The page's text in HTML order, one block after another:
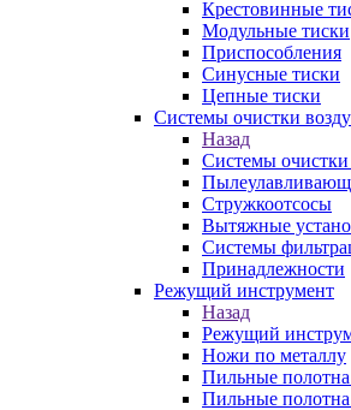
Крестовинные
Модульные тиски
Приспособления
Синусные тиски
Цепные тиски
Системы очистки
Назад
Системы очистки
Стружкоотсосы
Вытяжные
Системы
Принадлежности
Режущий инструмент
Назад
Режущий
Ножи по металлу
Пильные
Пильные